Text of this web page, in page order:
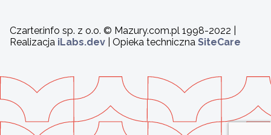
Czarter.info sp. z o.o. © Mazury.com.pl 1998-2022 |
Realizacja iLabs.dev | Opieka techniczna SiteCare